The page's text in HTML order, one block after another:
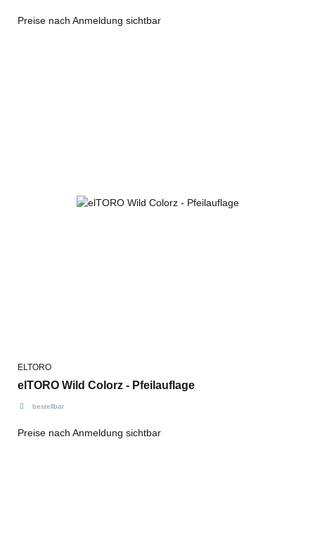
Preise nach Anmeldung sichtbar
ELTORO
elTORO Wild Colorz - Pfeilauflage
bestellbar
Preise nach Anmeldung sichtbar